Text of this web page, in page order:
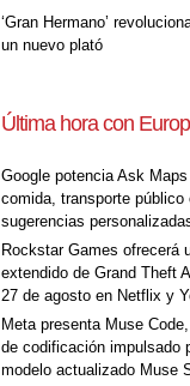
‘Gran Hermano’
un nuevo plató
Última hora con
Google potencia Ask
comida, transporte público
sugerencias
Rockstar Games ofrecerá
extendido de Grand Theft
27 de agosto en Netflix y
Meta presenta Muse
de codificación impulsado
modelo actualizado Muse